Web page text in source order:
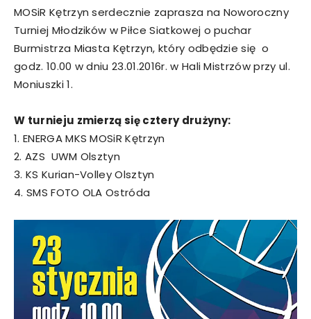
MOSiR Kętrzyn serdecznie zaprasza na Noworoczny
Turniej Młodzików w Piłce Siatkowej o puchar
Burmistrza Miasta Kętrzyn, który odbędzie się o
godz. 10.00 w dniu 23.01.2016r. w Hali Mistrzów przy ul.
Moniuszki 1.
W turnieju zmierzą się cztery drużyny:
1. ENERGA MKS MOSiR Kętrzyn
2. AZS UWM Olsztyn
3. KS Kurian-Volley Olsztyn
4. SMS FOTO OLA Ostróda